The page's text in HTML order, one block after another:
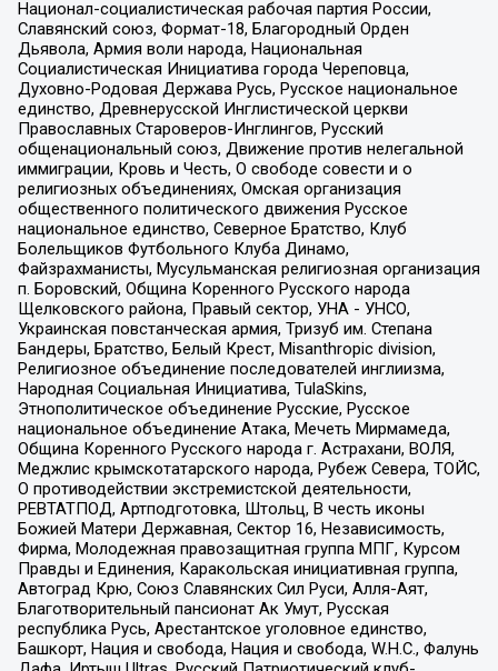
Национал-социалистическая рабочая партия России,
Славянский союз, Формат-18, Благородный Орден
Дьявола, Армия воли народа, Национальная
Социалистическая Инициатива города Череповца,
Духовно-Родовая Держава Русь, Русское национальное
единство, Древнерусской Инглистической церкви
Православных Староверов-Инглингов, Русский
общенациональный союз, Движение против нелегальной
иммиграции, Кровь и Честь, О свободе совести и о
религиозных объединениях, Омская организация
общественного политического движения Русское
национальное единство, Северное Братство, Клуб
Болельщиков Футбольного Клуба Динамо,
Файзрахманисты, Мусульманская религиозная организация
п. Боровский, Община Коренного Русского народа
Щелковского района, Правый сектор, УНА - УНСО,
Украинская повстанческая армия, Тризуб им. Степана
Бандеры, Братство, Белый Крест, Misanthropic division,
Религиозное объединение последователей инглиизма,
Народная Социальная Инициатива, TulaSkins,
Этнополитическое объединение Русские, Русское
национальное объединение Атака, Мечеть Мирмамеда,
Община Коренного Русского народа г. Астрахани, ВОЛЯ,
Меджлис крымскотатарского народа, Рубеж Севера, ТОЙС,
О противодействии экстремистской деятельности,
РЕВТАТПОД, Артподготовка, Штольц, В честь иконы
Божией Матери Державная, Сектор 16, Независимость,
Фирма, Молодежная правозащитная группа МПГ, Курсом
Правды и Единения, Каракольская инициативная группа,
Автоград Крю, Союз Славянских Сил Руси, Алля-Аят,
Благотворительный пансионат Ак Умут, Русская
республика Русь, Арестантское уголовное единство,
Башкорт, Нация и свобода, Нация и свобода, W.H.С., Фалунь